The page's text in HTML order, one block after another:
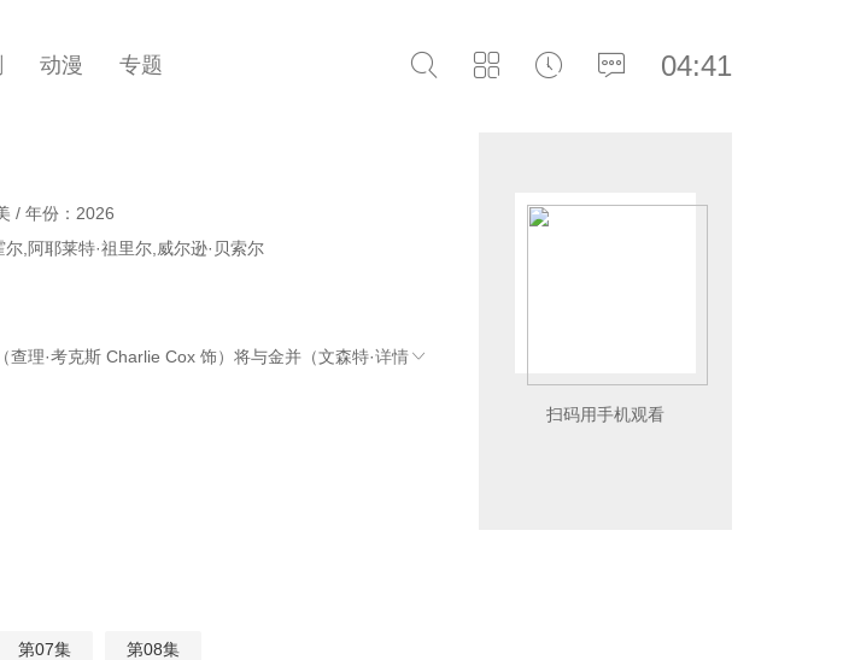
04:41
动漫 专题
/ 年份：2026
,阿耶莱特·祖里尔,威尔逊·贝索尔
理·考克斯 Charlie Cox 饰）将与金并（文森特·详情
扫码用手机观看
第07集 第08集